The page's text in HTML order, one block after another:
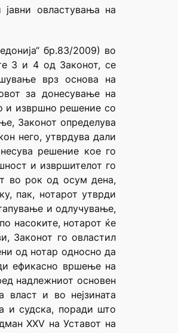
јавни овластувања на
бр.83/2009) во
3 и 4 од Законот, се
врз основа на
за донесување на
и извршно решение со
Законот определува
него, утврдува дали
решение кое го
и извршителот го
во рок од осум дена,
пак, нотарот утврди
и одлучување,
насоките, нотарот ќе
Законот го овластил
од нотар односно да
ефикасно вршење на
надлежниот основен
власт и во нејзината
и судска, поради што
XXV на Уставот на